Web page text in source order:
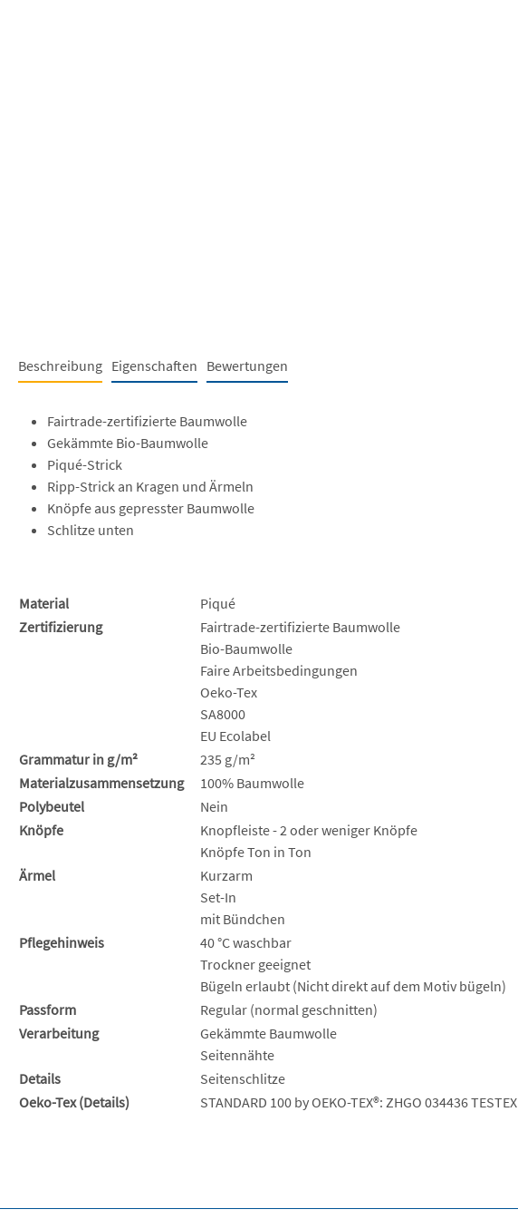
Beschreibung Eigenschaften Bewertungen
Fairtrade-zertifizierte Baumwolle
Gekämmte Bio-Baumwolle
Piqué-Strick
Ripp-Strick an Kragen und Ärmeln
Knöpfe aus gepresster Baumwolle
Schlitze unten
Material
Piqué
Zertifizierung
Fairtrade-zertifizierte Baumwolle
Bio-Baumwolle
Faire Arbeitsbedingungen
Oeko-Tex
SA8000
EU Ecolabel
Grammatur in g/m²
235 g/m²
Materialzusammensetzung
100% Baumwolle
Polybeutel
Nein
Knöpfe
Knopfleiste - 2 oder weniger Knöpfe
Knöpfe Ton in Ton
Ärmel
Kurzarm
Set-In
mit Bündchen
Pflegehinweis
40 °C waschbar
Trockner geeignet
Bügeln erlaubt (Nicht direkt auf dem Motiv bügeln)
Passform
Regular (normal geschnitten)
Verarbeitung
Gekämmte Baumwolle
Seitennähte
Details
Seitenschlitze
Oeko-Tex (Details)
STANDARD 100 by OEKO-TEX®: ZHGO 034436 TESTEX